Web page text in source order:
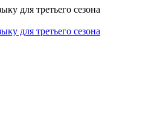
для третьего сезона
для третьего сезона